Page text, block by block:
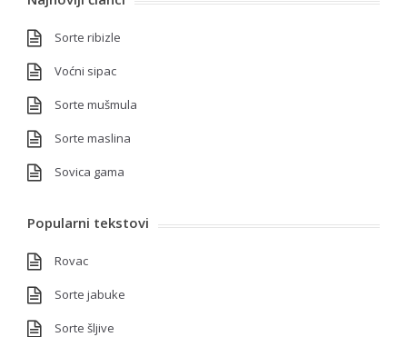
Sorte ribizle
Voćni sipac
Sorte mušmula
Sorte maslina
Sovica gama
Popularni tekstovi
Rovac
Sorte jabuke
Sorte šljive